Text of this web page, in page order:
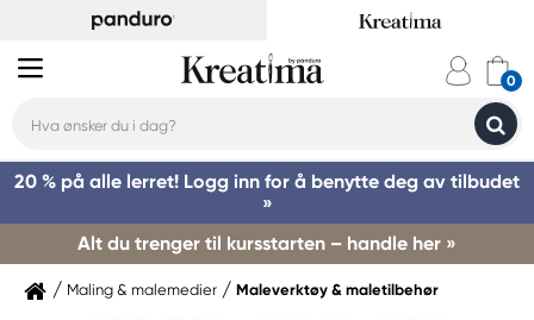
20 % på alle lerret! Logg inn for å benytte deg av tilbudet
»
Alt du trenger til kursstarten – handle her »
Maling & malemedier Maleverktøy & maletilbehør